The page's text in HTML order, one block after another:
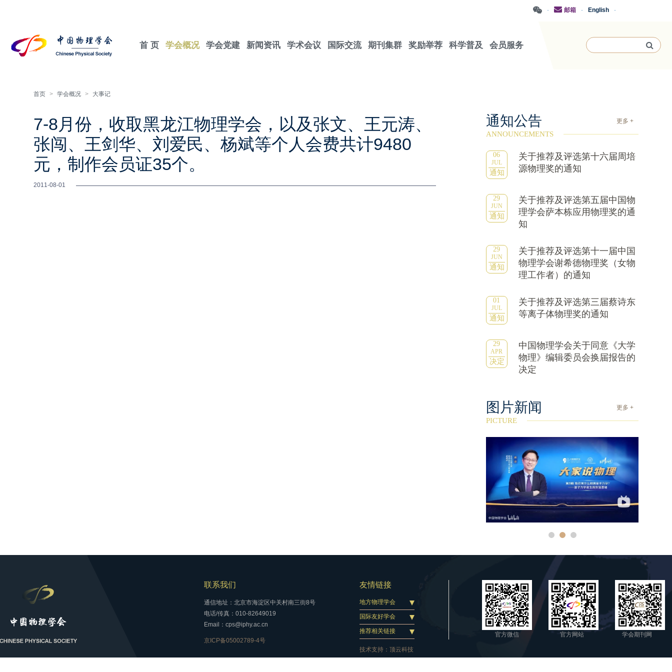
·
English
·
邮箱
·
首 页 学会概况 学会党建 新闻资讯 学术会议 国际交流 期刊集群 奖励举荐 科学普及 会员服务
首页 > 学会概况 > 大事记
7-8月份，收取黑龙江物理学会，以及张文、王元涛、
张闯、王剑华、刘爱民、杨斌等个人会费共计9480
元，制作会员证35个。
2011-08-01
通知公告 更多 +
ANNOUNCEMENTS
06
JUL
通知
关于推荐及评选第十六届周培
源物理奖的通知
29
JUN
通知
关于推荐及评选第五届中国物
理学会萨本栋应用物理奖的通
知
29
JUN
通知
关于推荐及评选第十一届中国
物理学会谢希德物理奖（女物
理工作者）的通知
01
JUL
通知
关于推荐及评选第三届蔡诗东
等离子体物理奖的通知
29
APR
决定
中国物理学会关于同意《大学
物理》编辑委员会换届报告的
决定
更多 +
图片新闻
PICTURE
官方微信 官方网站 学会期刊网
联系我们
通信地址：北京市海淀区中关村南三街8号
电话/传真：010-82649019
Email：cps@iphy.ac.cn
京ICP备05002789-4号
友情链接
地方物理学会
国际友好学会
推荐相关链接
技术支持： 顶云科技